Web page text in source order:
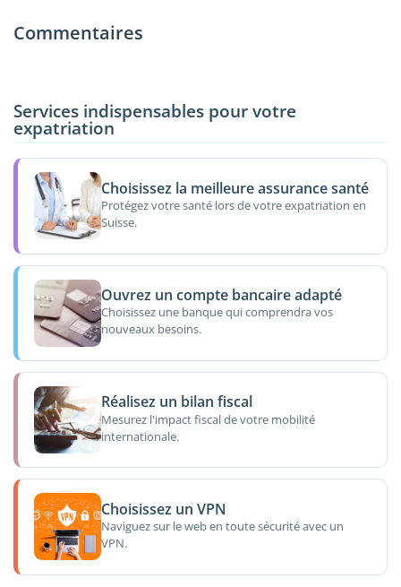
Commentaires
Services indispensables pour votre
expatriation
Choisissez la meilleure assurance santé
Protégez votre santé lors de votre expatriation en
Suisse.
Ouvrez un compte bancaire adapté
Choisissez une banque qui comprendra vos
nouveaux besoins.
Réalisez un bilan fiscal
Mesurez l'impact fiscal de votre mobilité
internationale.
Choisissez un VPN
Naviguez sur le web en toute sécurité avec un
VPN.